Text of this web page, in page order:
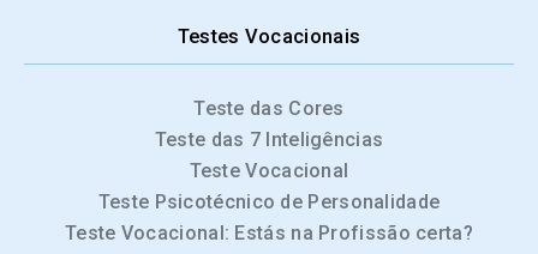
Testes Vocacionais
Teste das Cores
Teste das 7 Inteligências
Teste Vocacional
Teste Psicotécnico de Personalidade
Teste Vocacional: Estás na Profissão certa?